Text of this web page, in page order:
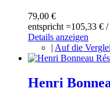
79,00 €
entspricht =105,33 € /
Details anzeigen
| Auf die
Henri